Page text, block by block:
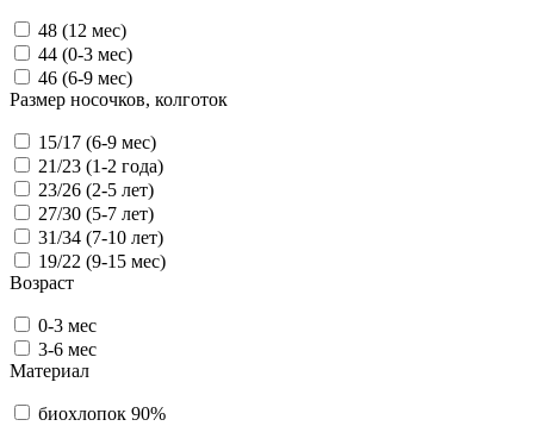
48 (12 мес)
44 (0-3 мес)
46 (6-9 мес)
Размер носочков, колготок
15/17 (6-9 мес)
21/23 (1-2 года)
23/26 (2-5 лет)
27/30 (5-7 лет)
31/34 (7-10 лет)
19/22 (9-15 мес)
Возраст
0-3 мес
3-6 мес
Материал
биохлопок 90%